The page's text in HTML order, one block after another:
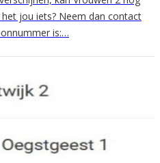
jou iets? Neem dan contact
is:…